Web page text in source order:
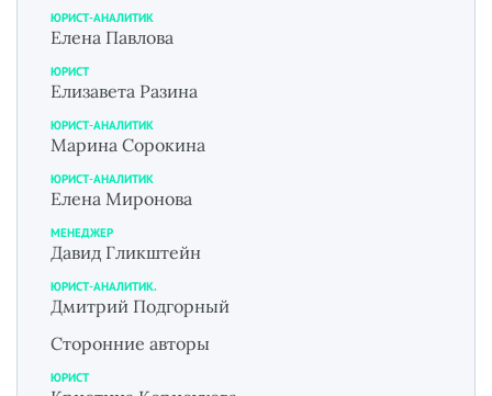
ЮРИСТ-АНАЛИТИК
Елена Павлова
ЮРИСТ
Елизавета Разина
ЮРИСТ-АНАЛИТИК
Марина Сорокина
ЮРИСТ-АНАЛИТИК
Елена Миронова
МЕНЕДЖЕР
Давид Гликштейн
ЮРИСТ-АНАЛИТИК.
Дмитрий Подгорный
Сторонние авторы
ЮРИСТ